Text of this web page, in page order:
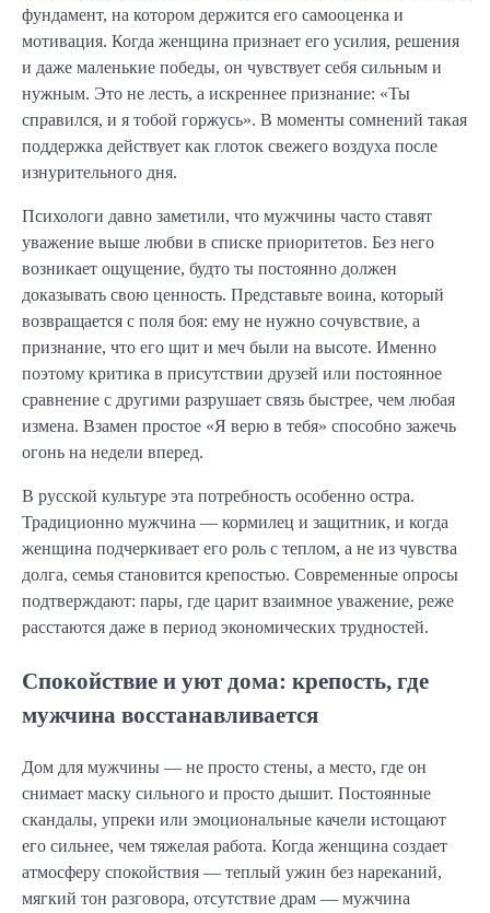
фундамент, на котором держится его самооценка и
мотивация. Когда женщина признает его усилия, решения
и даже маленькие победы, он чувствует себя сильным и
нужным. Это не лесть, а искреннее признание: «Ты
справился, и я тобой горжусь». В моменты сомнений такая
поддержка действует как глоток свежего воздуха после
изнурительного дня.
Психологи давно заметили, что мужчины часто ставят
уважение выше любви в списке приоритетов. Без него
возникает ощущение, будто ты постоянно должен
доказывать свою ценность. Представьте воина, который
возвращается с поля боя: ему не нужно сочувствие, а
признание, что его щит и меч были на высоте. Именно
поэтому критика в присутствии друзей или постоянное
сравнение с другими разрушает связь быстрее, чем любая
измена. Взамен простое «Я верю в тебя» способно зажечь
огонь на недели вперед.
В русской культуре эта потребность особенно остра.
Традиционно мужчина — кормилец и защитник, и когда
женщина подчеркивает его роль с теплом, а не из чувства
долга, семья становится крепостью. Современные опросы
подтверждают: пары, где царит взаимное уважение, реже
расстаются даже в период экономических трудностей.
Спокойствие и уют дома: крепость, где
мужчина восстанавливается
Дом для мужчины — не просто стены, а место, где он
снимает маску сильного и просто дышит. Постоянные
скандалы, упреки или эмоциональные качели истощают
его сильнее, чем тяжелая работа. Когда женщина создает
атмосферу спокойствия — теплый ужин без нареканий,
мягкий тон разговора, отсутствие драм — мужчина